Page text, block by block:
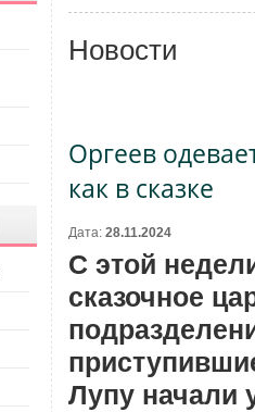
Новости
Оргеев
как в сказке
Дата: 28.11.2024
С этой
сказочное
Лупу начали